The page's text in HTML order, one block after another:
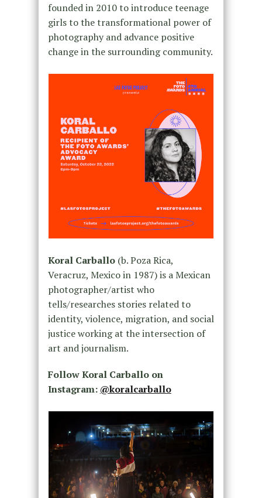
founded in 2010 to introduce teenage
girls to the transformational power of
photography and advance positive
change in the surrounding community.
Koral Carballo(b. Poza Rica,
Veracruz, Mexico in 1987) is a Mexican
photographer/artist who
tells/researches stories related to
identity, violence, migration, and social
justice working at the intersection of
art and journalism.
Follow Koral Carballo on
Instagram: @koralcarballo